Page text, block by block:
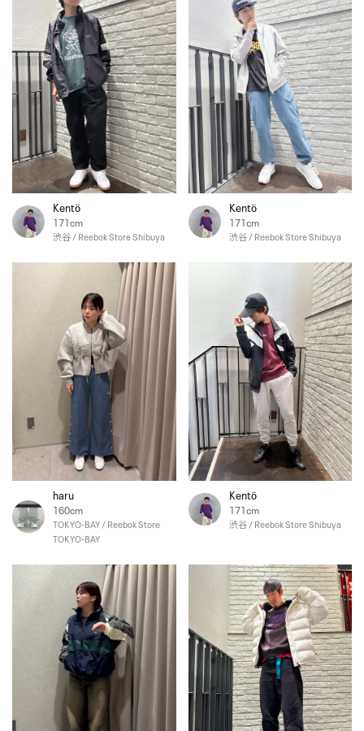
Kentö
171cm
渋谷 / Reebok Store Shibuya
Kentö
171cm
渋谷 / Reebok Store Shibuya
haru
160cm
TOKYO-BAY / Reebok Store
TOKYO-BAY
Kentö
171cm
渋谷 / Reebok Store Shibuya